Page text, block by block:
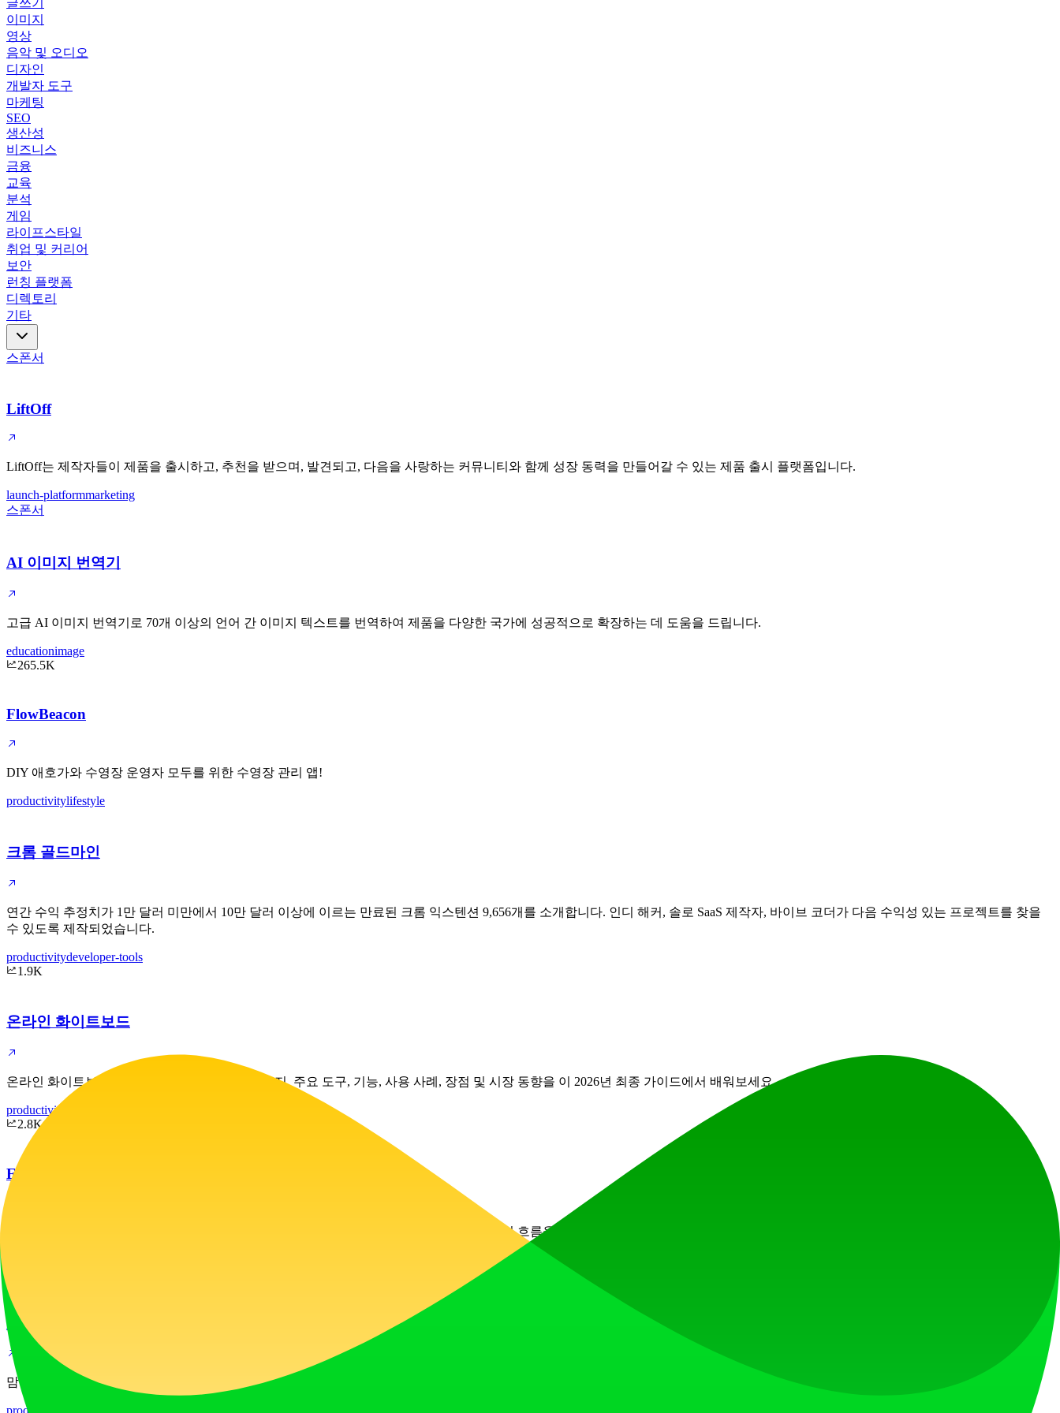
이미지
영상
음악 및 오디오
디자인
개발자 도구
마케팅
SEO
생산성
비즈니스
금융
교육
분석
게임
라이프스타일
취업 및 커리어
보안
런칭 플랫폼
디렉토리
기타
스폰서
LiftOff
LiftOff는 제작자들이 제품을 출시하고, 추천을 받으며, 발견되고, 다음을 사랑하는 커뮤니티와 함께 성장 동력을 만들어갈 수 있는 제품 출시 플랫폼입니다.
launch-platformmarketing
스폰서
AI 이미지 번역기
고급 AI 이미지 번역기로 70개 이상의 언어 간 이미지 텍스트를 번역하여 제품을 다양한 국가에 성공적으로 확장하는 데 도움을 드립니다.
educationimage
265.5K
FlowBeacon
DIY 애호가와 수영장 운영자 모두를 위한 수영장 관리 앱!
productivitylifestyle
크롬 골드마인
연간 수익 추정치가 1만 달러 미만에서 10만 달러 이상에 이르는 만료된 크롬 익스텐션 9,656개를 소개합니다. 인디 해커, 솔로 SaaS 제작자, 바이브 코더가 다음 수익성 있는 프로젝트를 찾을
수 있도록 제작되었습니다.
productivitydeveloper-tools
1.9K
온라인 화이트보드
온라인 화이트보드가 무엇인지, 어떻게 작동하는지, 주요 도구, 기능, 사용 사례, 장점 및 시장 동향을 이 2026년 최종 가이드에서 배워보세요.
productivity
2.8K
ExtraBar
ExtraBar는 macOS용 맞춤형 바로, 딥 링크, 빠른 액션 및 앱별 단축키를 제공합니다. Mac 작업 흐름을 완전히 제어하세요.
Mom Clock
맘 클락은 방해 요소를 차단하고 실행을 강제하는 집중 및 루틴 앱입니다. 동기 부여 비결 없이, 일이 이루어지도록 만드는 명확한 규칙만 있습니다.
productivity